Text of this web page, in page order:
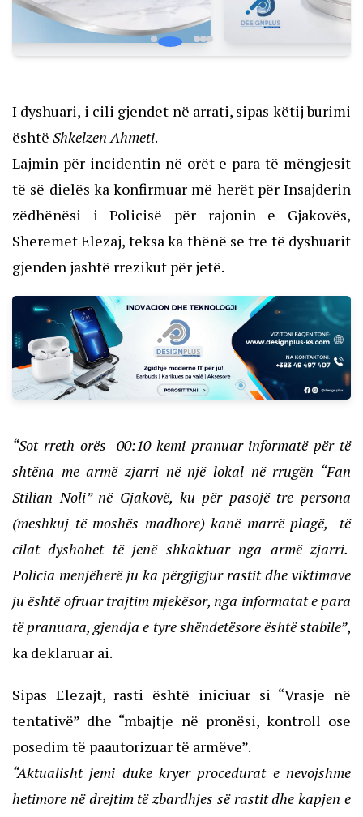
I dyshuari, i cili gjendet në arrati, sipas këtij burimi
është Shkelzen Ahmeti.
Lajmin për incidentin në orët e para të mëngjesit
të së dielës ka konfirmuar më herët për Insajderin
zëdhënësi i Policisë për rajonin e Gjakovës,
Sheremet Elezaj, teksa ka thënë se tre të dyshuarit
gjenden jashtë rrezikut për jetë.
“Sot rreth orës 00:10 kemi pranuar informatë për të
shtëna me armë zjarri në një lokal në rrugën “Fan
Stilian Noli” në Gjakovë, ku për pasojë tre persona
(meshkuj të moshës madhore) kanë marrë plagë, të
cilat dyshohet të jenë shkaktuar nga armë zjarri.
Policia menjëherë ju ka përgjigjur rastit dhe viktimave
ju është ofruar trajtim mjekësor, nga informatat e para
të pranuara, gjendja e tyre shëndetësore është stabile”,
ka deklaruar ai.
Sipas Elezajt, rasti është iniciuar si “Vrasje në
tentativë” dhe “mbajtje në pronësi, kontroll ose
posedim të paautorizuar të armëve”.
“Aktualisht jemi duke kryer procedurat e nevojshme
hetimore në drejtim të zbardhjes së rastit dhe kapjen e